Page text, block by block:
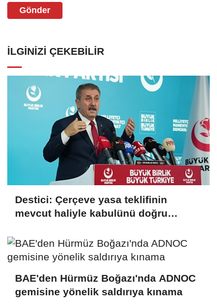
Gönder
İLGINIZI ÇEKEBILIR
Destici: Çerçeve yasa teklifinin
mevcut haliyle kabulünü doğru
BAE'den Hürmüz Boğazı'nda ADNOC
gemisine yönelik saldırıya kınama